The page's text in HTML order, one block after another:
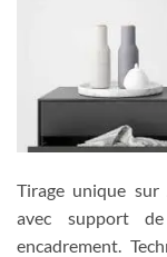
Tirage unique sur
avec support
encadrement.